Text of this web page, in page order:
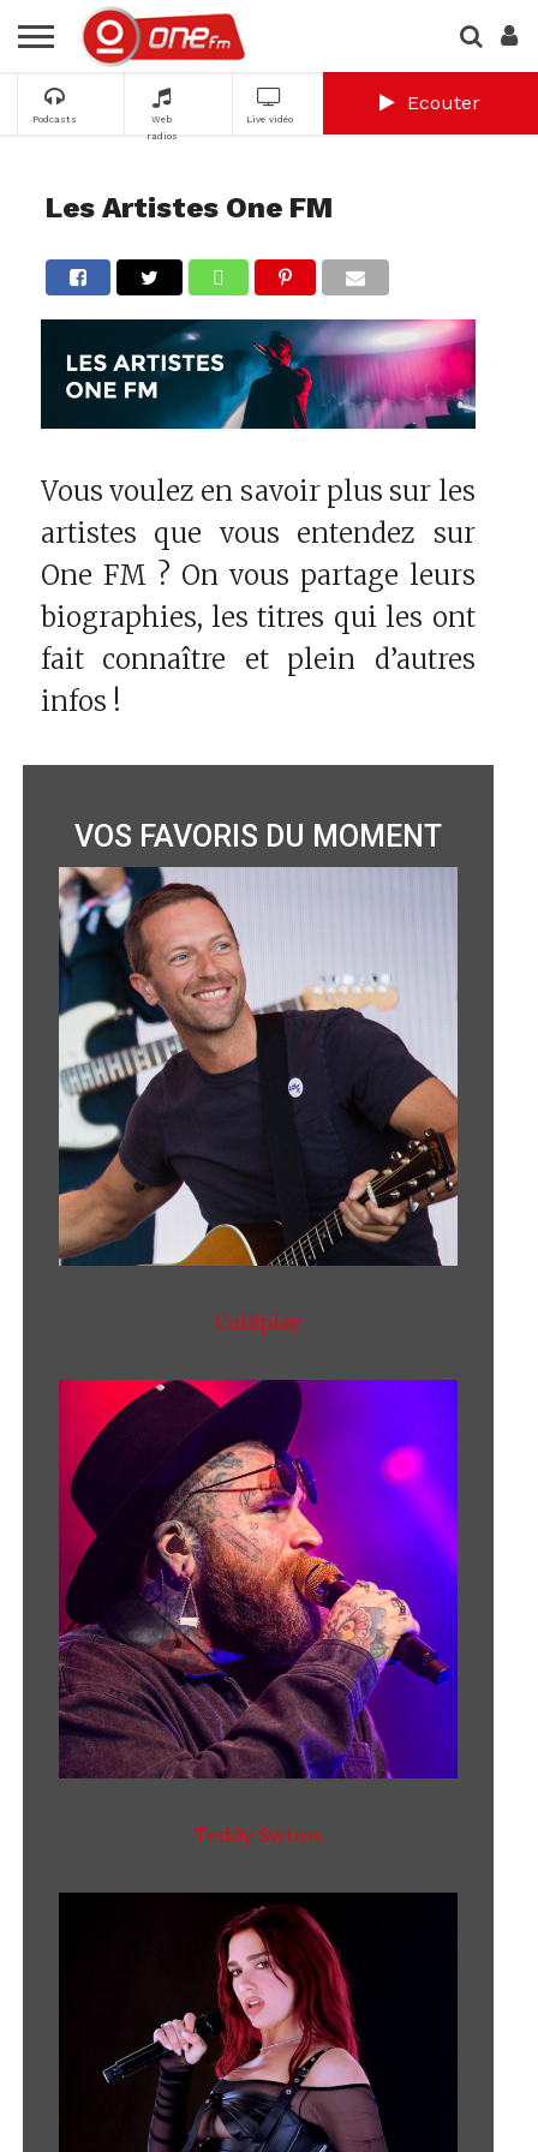
Podcasts
Web
radios
Live vidéo
Ecouter
Les Artistes One FM
Vous voulez en savoir plus sur les
artistes que vous entendez sur
One FM ? On vous partage leurs
biographies, les titres qui les ont
fait connaître et plein d’autres
infos !
VOS FAVORIS DU MOMENT
Coldplay
Teddy Swims